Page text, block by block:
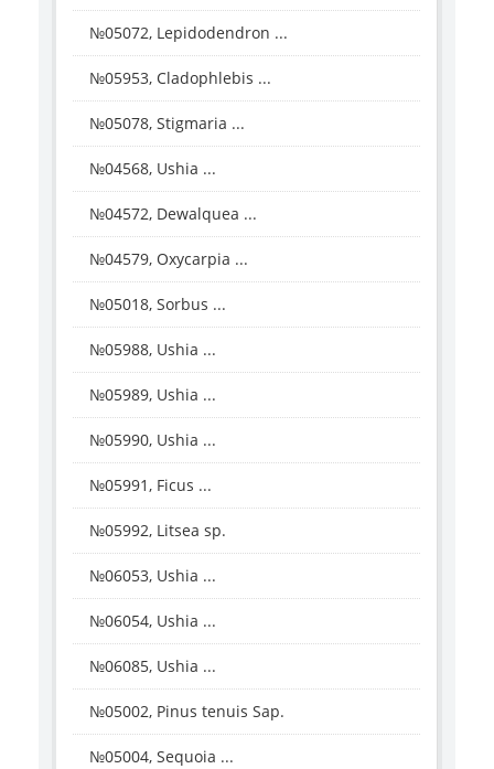
№05072, Lepidodendron ...
№05953, Cladophlebis ...
№05078, Stigmaria ...
№04568, Ushia ...
№04572, Dewalquea ...
№04579, Oxycarpia ...
№05018, Sorbus ...
№05988, Ushia ...
№05989, Ushia ...
№05990, Ushia ...
№05991, Ficus ...
№05992, Litsea sp.
№06053, Ushia ...
№06054, Ushia ...
№06085, Ushia ...
№05002, Pinus tenuis Sap.
№05004, Sequoia ...